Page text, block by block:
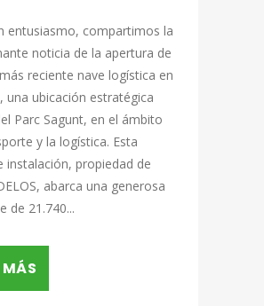
entusiasmo, compartimos la
noticia de la apertura de
reciente nave logística en
una ubicación estratégica
Parc Sagunt, en el ámbito
y la logística. Esta
instalación, propiedad de
abarca una generosa
de 21.740...
MÁS